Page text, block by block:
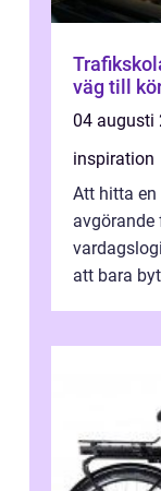
väg till
04 augusti
inspiration
Att hitta
avgörande
att bara